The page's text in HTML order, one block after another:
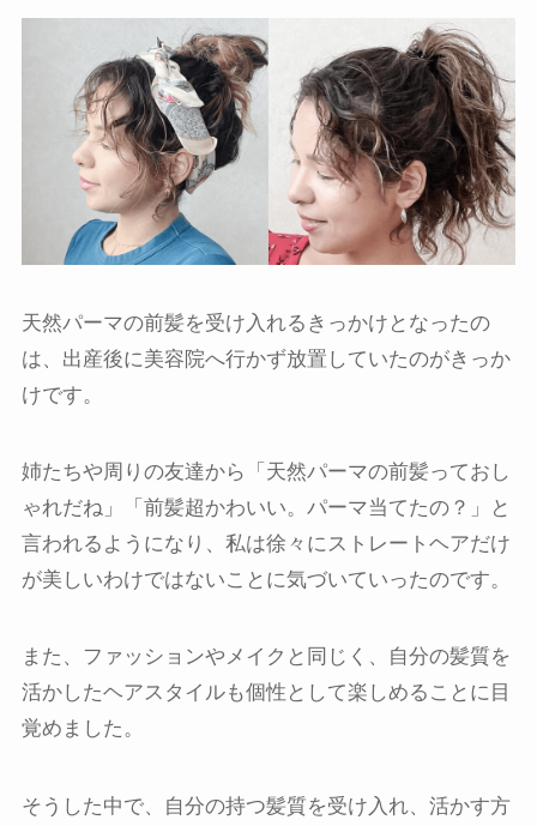
天然パーマの前髪を受け入れるきっかけとなったの
は、出産後に美容院へ行かず放置していたのがきっか
けです。
姉たちや周りの友達から「天然パーマの前髪っておし
ゃれだね」「前髪超かわいい。パーマ当てたの？」と
言われるようになり、私は徐々にストレートヘアだけ
が美しいわけではないことに気づいていったのです。
また、ファッションやメイクと同じく、自分の髪質を
活かしたヘアスタイルも個性として楽しめることに目
覚めました。
そうした中で、自分の持つ髪質を受け入れ、活かす方